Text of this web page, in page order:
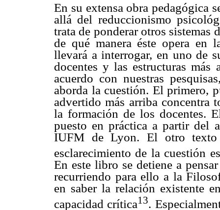
En su extensa obra pedagógica
allá del reduccionismo
trata de ponderar otros sistemas
de qué manera éste opera en
llevará a interrogar, en uno de
docentes y las estructuras más
acuerdo con nuestras
aborda la cuestión. El primero,
advertido más arriba concentra
la formación de los docentes.
puesto en práctica a partir del
IUFM de Lyon. El otro texto
esclarecimiento de la cuestión
En este libro se detiene a
recurriendo para ello a la
en saber la relación existente
capacidad crítica13.